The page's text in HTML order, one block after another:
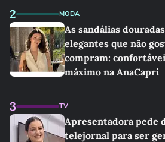
2 MODA
As sandálias
elegantes que não
compram:
máximo na AnaCapri
3 TV
Apresentadora pede
telejornal para ser